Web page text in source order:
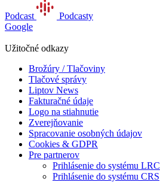
Podcast
Podcasty
Google
Užitočné odkazy
Brožúry / Tlačoviny
Tlačové správy
Liptov News
Fakturačné údaje
Logo na stiahnutie
Zverejňovanie
Spracovanie osobných údajov
Cookies & GDPR
Pre partnerov
Prihlásenie do systému LRC
Prihlásenie do systému CRS